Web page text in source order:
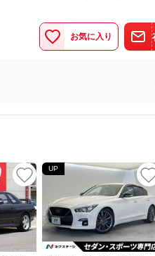
お気に入り
UP